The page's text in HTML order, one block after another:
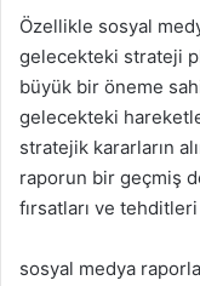
Özellikle sosyal
gelecekteki strateji
büyük bir öneme
gelecekteki
stratejik kararların
raporun bir geçmiş
fırsatları ve
sosyal medya